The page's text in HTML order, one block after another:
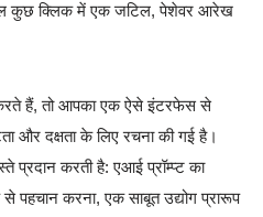
कुछ क्लिक में एक जटिल, पेशेवर आरेख
हैं, तो आपका एक ऐसे इंटरफेस से
और दक्षता के लिए रचना की गई है।
प्रदान करती है: एआई प्रॉम्प्ट का
पहचान करना, एक साबूत उद्योग प्रारूप